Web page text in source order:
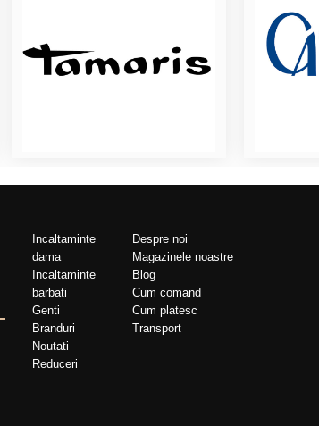
Incaltaminte
dama
Incaltaminte
barbati
Genti
Branduri
Noutati
Reduceri
Despre noi
Magazinele noastre
Blog
Cum comand
Cum platesc
Transport